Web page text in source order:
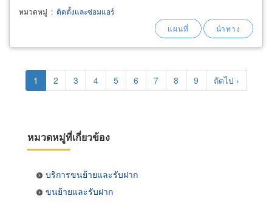
ให้เหมาะสมกับขนาดห้อง) รวมถึงแอร์ inverter
ประหยัดพลังงาน พร้อมรับประกันศูนย์ มีให้เลือกทั้ง
หมวดหมู่ : ติดตั้งและซ่อมแอร์
Pagination
Current
page
1 Page
2 Page
3 Page
4 Page
5 Page
6 Page
7 Page
8 Page
9
Next
page
ถัดไป ›
หมวดหมู่ที่เกี่ยวข้อง
บริการขนย้ายและรับฝาก
ขนย้ายและรับฝาก